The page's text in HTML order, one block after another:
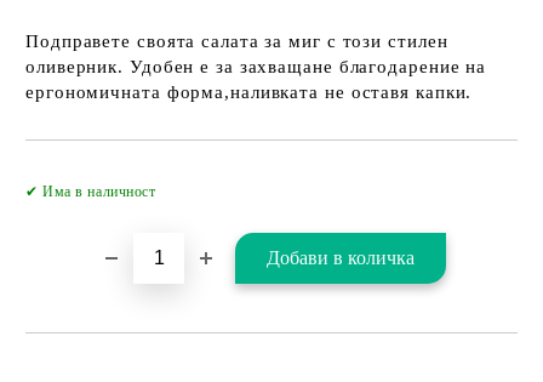
Подправете своята салата за миг с този стилен
оливерник. Удобен е за захващане благодарение на
ергономичната форма,наливката не оставя капки.
✔ Има в наличност